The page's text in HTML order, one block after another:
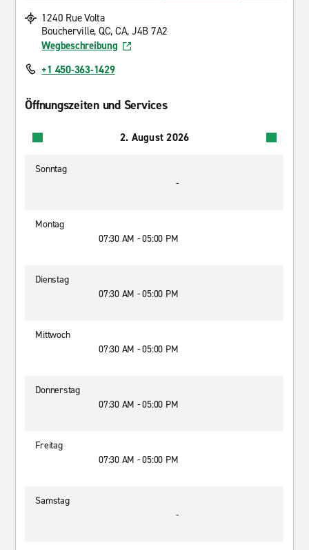
1240 Rue Volta
Boucherville, QC, CA, J4B 7A2
Wegbeschreibung
+1 450-363-1429
Öffnungszeiten und Services
2. August 2026
Sonntag
-
Montag
07:30 AM - 05:00 PM
Dienstag
07:30 AM - 05:00 PM
Mittwoch
07:30 AM - 05:00 PM
Donnerstag
07:30 AM - 05:00 PM
Freitag
07:30 AM - 05:00 PM
Samstag
-